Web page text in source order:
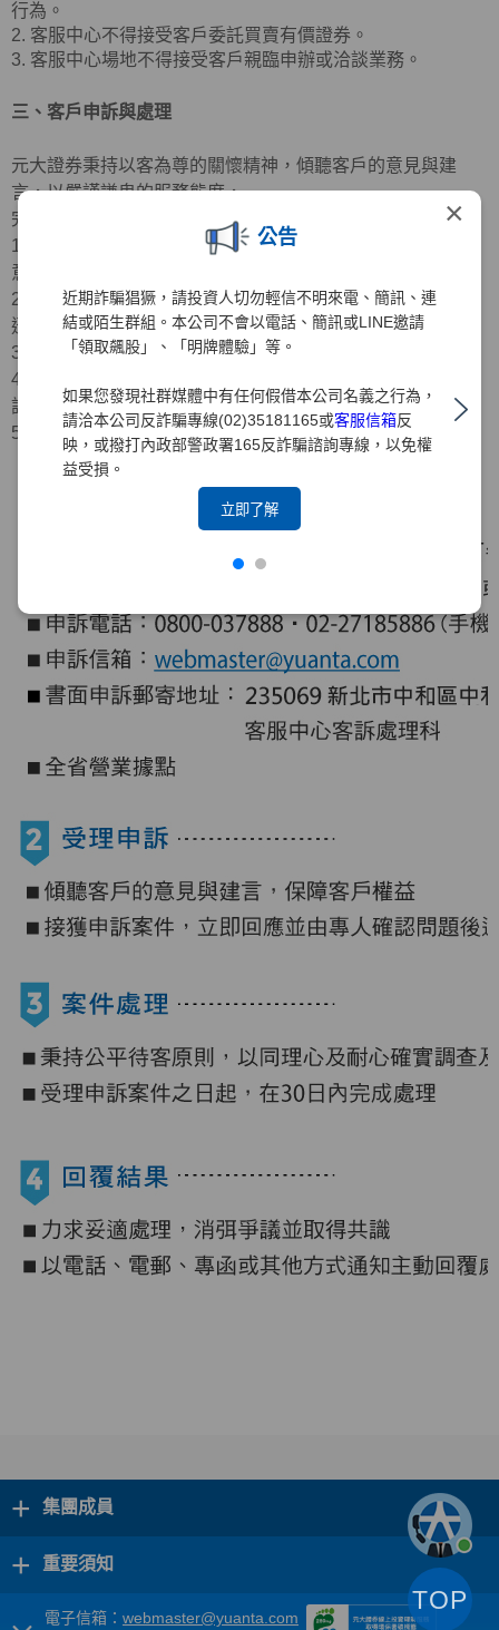
×
公告
近期詐騙猖獗，請投資人切勿輕信不明來電、簡訊、連
結或陌生群組。本公司不會以電話、簡訊或LINE邀請
「領取飆股」、「明牌體驗」等。
如果您發現社群媒體中有任何假借本公司名義之行為，
請洽本公司反詐騙專線(02)35181165或客服信箱反
映，或撥打內政部警政署165反詐騙諮詢專線，以免權
益受損。
立即了解
行為。
2. 客服中心不得接受客戶委託買賣有價證券。
3. 客服中心場地不得接受客戶親臨申辦或洽談業務。
三、客戶申訴與處理
元大證券秉持以客為尊的關懷精神，傾聽客戶的意見與建
言，以嚴謹謙卑的服務態度，
完善客訴處理程序
1.專人服務：重視客戶意見，編制專人耐心傾聽、記錄客戶
意見
2.受理申訴：接獲申訴案件，立即受理並由專人確認問題後
迅速立案
3.案件處理：受理申訴案件之日起，在30日內完成處理
4.回覆結果：將以電話、電子郵件、專函或其他方式回覆申
訴人
5.處理流程：如下圖
+ 集團成員
+ 重要須知
電子信箱： webmaster@yuanta.com
TOP